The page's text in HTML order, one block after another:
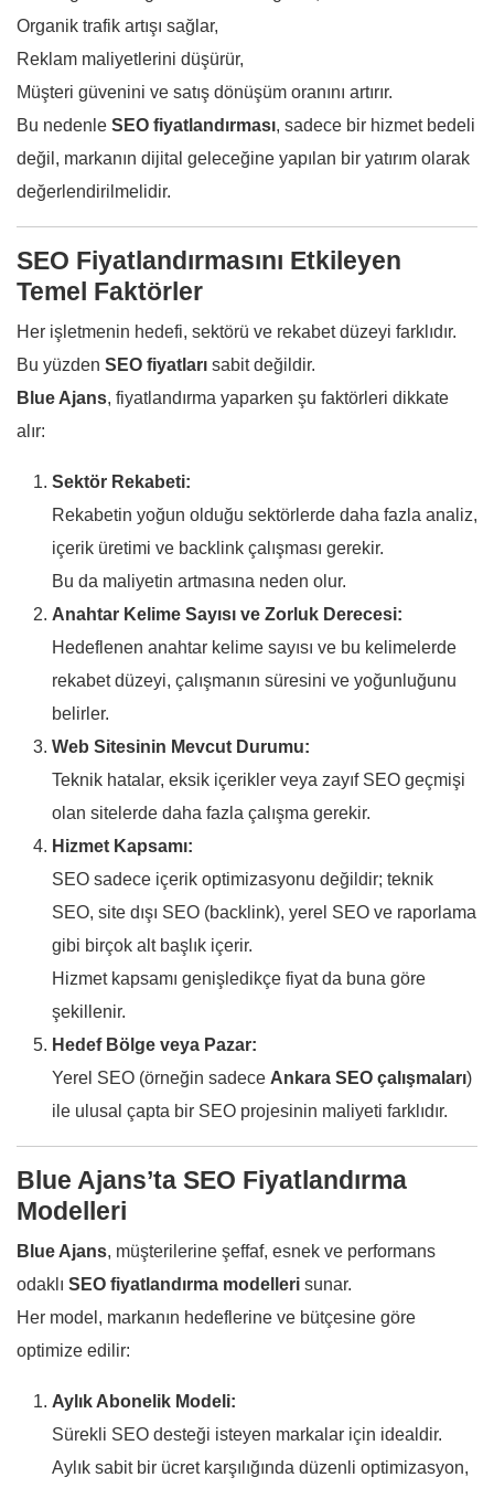
Organik trafik artışı sağlar,
Reklam maliyetlerini düşürür,
Müşteri güvenini ve satış dönüşüm oranını artırır.
Bu nedenle SEO fiyatlandırması, sadece bir hizmet bedeli
değil, markanın dijital geleceğine yapılan bir yatırım olarak
değerlendirilmelidir.
SEO Fiyatlandırmasını Etkileyen
Temel Faktörler
Her işletmenin hedefi, sektörü ve rekabet düzeyi farklıdır.
Bu yüzden SEO fiyatları sabit değildir.
Blue Ajans, fiyatlandırma yaparken şu faktörleri dikkate
alır:
Sektör Rekabeti:
Rekabetin yoğun olduğu sektörlerde daha fazla analiz,
içerik üretimi ve backlink çalışması gerekir.
Bu da maliyetin artmasına neden olur.
Anahtar Kelime Sayısı ve Zorluk Derecesi:
Hedeflenen anahtar kelime sayısı ve bu kelimelerde
rekabet düzeyi, çalışmanın süresini ve yoğunluğunu
belirler.
Web Sitesinin Mevcut Durumu:
Teknik hatalar, eksik içerikler veya zayıf SEO geçmişi
olan sitelerde daha fazla çalışma gerekir.
Hizmet Kapsamı:
SEO sadece içerik optimizasyonu değildir; teknik
SEO, site dışı SEO (backlink), yerel SEO ve raporlama
gibi birçok alt başlık içerir.
Hizmet kapsamı genişledikçe fiyat da buna göre
şekillenir.
Hedef Bölge veya Pazar:
Yerel SEO (örneğin sadece Ankara SEO çalışmaları)
ile ulusal çapta bir SEO projesinin maliyeti farklıdır.
Blue Ajans’ta SEO Fiyatlandırma
Modelleri
Blue Ajans, müşterilerine şeffaf, esnek ve performans
odaklı SEO fiyatlandırma modelleri sunar.
Her model, markanın hedeflerine ve bütçesine göre
optimize edilir:
Aylık Abonelik Modeli:
Sürekli SEO desteği isteyen markalar için idealdir.
Aylık sabit bir ücret karşılığında düzenli optimizasyon,